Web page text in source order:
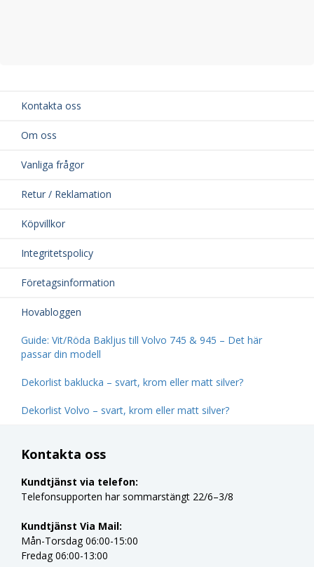
Kontakta oss
Om oss
Vanliga frågor
Retur / Reklamation
Köpvillkor
Integritetspolicy
Företagsinformation
Hovabloggen
Guide: Vit/Röda Bakljus till Volvo 745 & 945 – Det här
passar din modell
Dekorlist baklucka – svart, krom eller matt silver?
Dekorlist Volvo – svart, krom eller matt silver?
Kontakta oss
Kundtjänst via telefon:
Telefonsupporten har sommarstängt 22/6–3/8
Kundtjänst Via Mail:
Mån-Torsdag 06:00-15:00
Fredag 06:00-13:00